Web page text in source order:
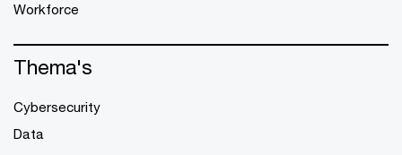
Workforce
Thema's
Cybersecurity
Data